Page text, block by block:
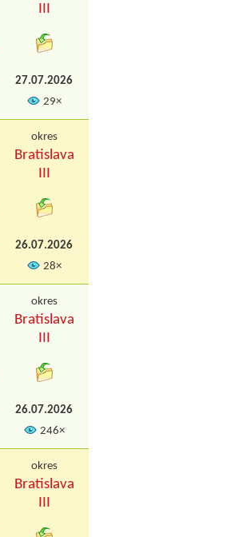
27.07.2026
29×
okres
Bratislava
26.07.2026
28×
okres
Bratislava
26.07.2026
246×
okres
Bratislava